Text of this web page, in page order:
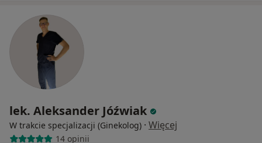
lek. Aleksander Jóźwiak
W trakcie specjalizacji (Ginekolog) · Więcej
14 opinii